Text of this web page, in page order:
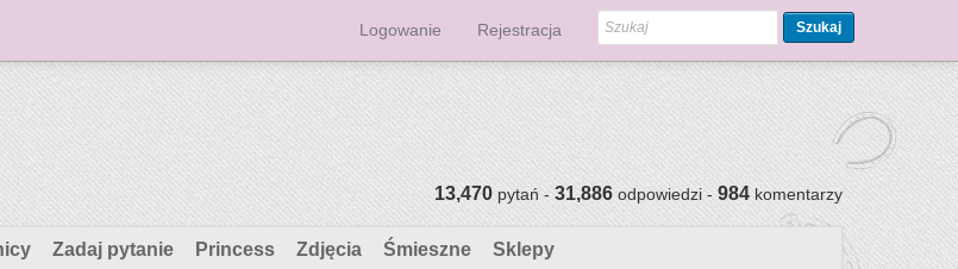
Logowanie Rejestracja Szukaj
13,470pytań -31,886odpowiedzi -984komentarzy
Zadaj pytanie Princess Zdjęcia Śmieszne Sklepy